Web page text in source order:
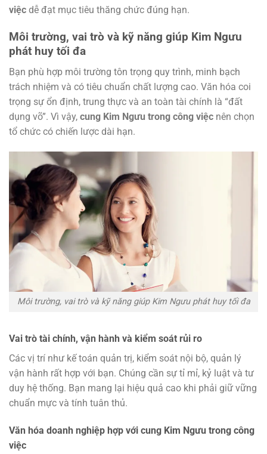
việc dễ đạt mục tiêu thăng chức đúng hạn.
Môi trường, vai trò và kỹ năng giúp Kim Ngưu
phát huy tối đa
Bạn phù hợp môi trường tôn trọng quy trình, minh bạch
trách nhiệm và có tiêu chuẩn chất lượng cao. Văn hóa coi
trọng sự ổn định, trung thực và an toàn tài chính là “đất
dụng võ”. Vì vậy, cung Kim Ngưu trong công việc nên chọn
tổ chức có chiến lược dài hạn.
Môi trường, vai trò và kỹ năng giúp Kim Ngưu phát huy tối đa
Vai trò tài chính, vận hành và kiểm soát rủi ro
Các vị trí như kế toán quản trị, kiểm soát nội bộ, quản lý
vận hành rất hợp với bạn. Chúng cần sự tỉ mỉ, kỷ luật và tư
duy hệ thống. Bạn mang lại hiệu quả cao khi phải giữ vững
chuẩn mực và tính tuân thủ.
Văn hóa doanh nghiệp hợp với cung Kim Ngưu trong công
việc